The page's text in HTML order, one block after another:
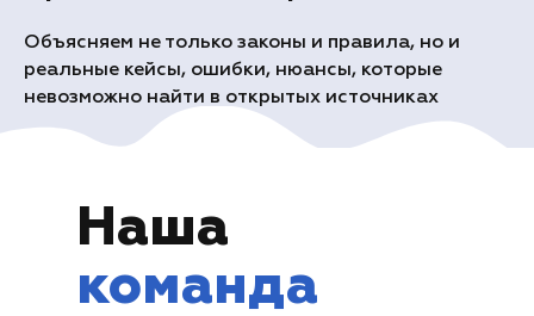
Объясняем не только законы и правила, но и
реальные кейсы, ошибки, нюансы, которые
невозможно найти в открытых источниках
Наша
команда